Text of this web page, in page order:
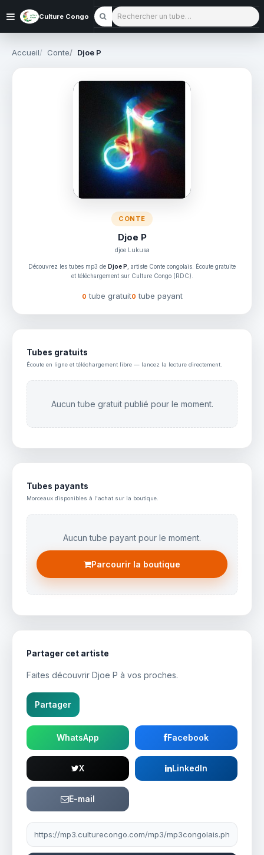
Culture Congo Rechercher un tube
Accueil Conte Djoe P
CONTE
Djoe P
djoe Lukusa
Découvrez les tubes mp3 de Djoe P , artiste Conte congolais. Écoute gratuite
et téléchargement sur Culture Congo (RDC).
0 tube gratuit0 tube payant
Tubes gratuits
Écoute en ligne et téléchargement libre — lancez la lecture directement.
Aucun tube gratuit publié pour le moment.
Tubes payants
Morceaux disponibles à l'achat sur la boutique.
Aucun tube payant pour le moment.
Parcourir la boutique
Partager cet artiste
Faites découvrir Djoe P à vos proches.
Partager
WhatsApp Facebook
X LinkedIn
E-mail
Lien à partager